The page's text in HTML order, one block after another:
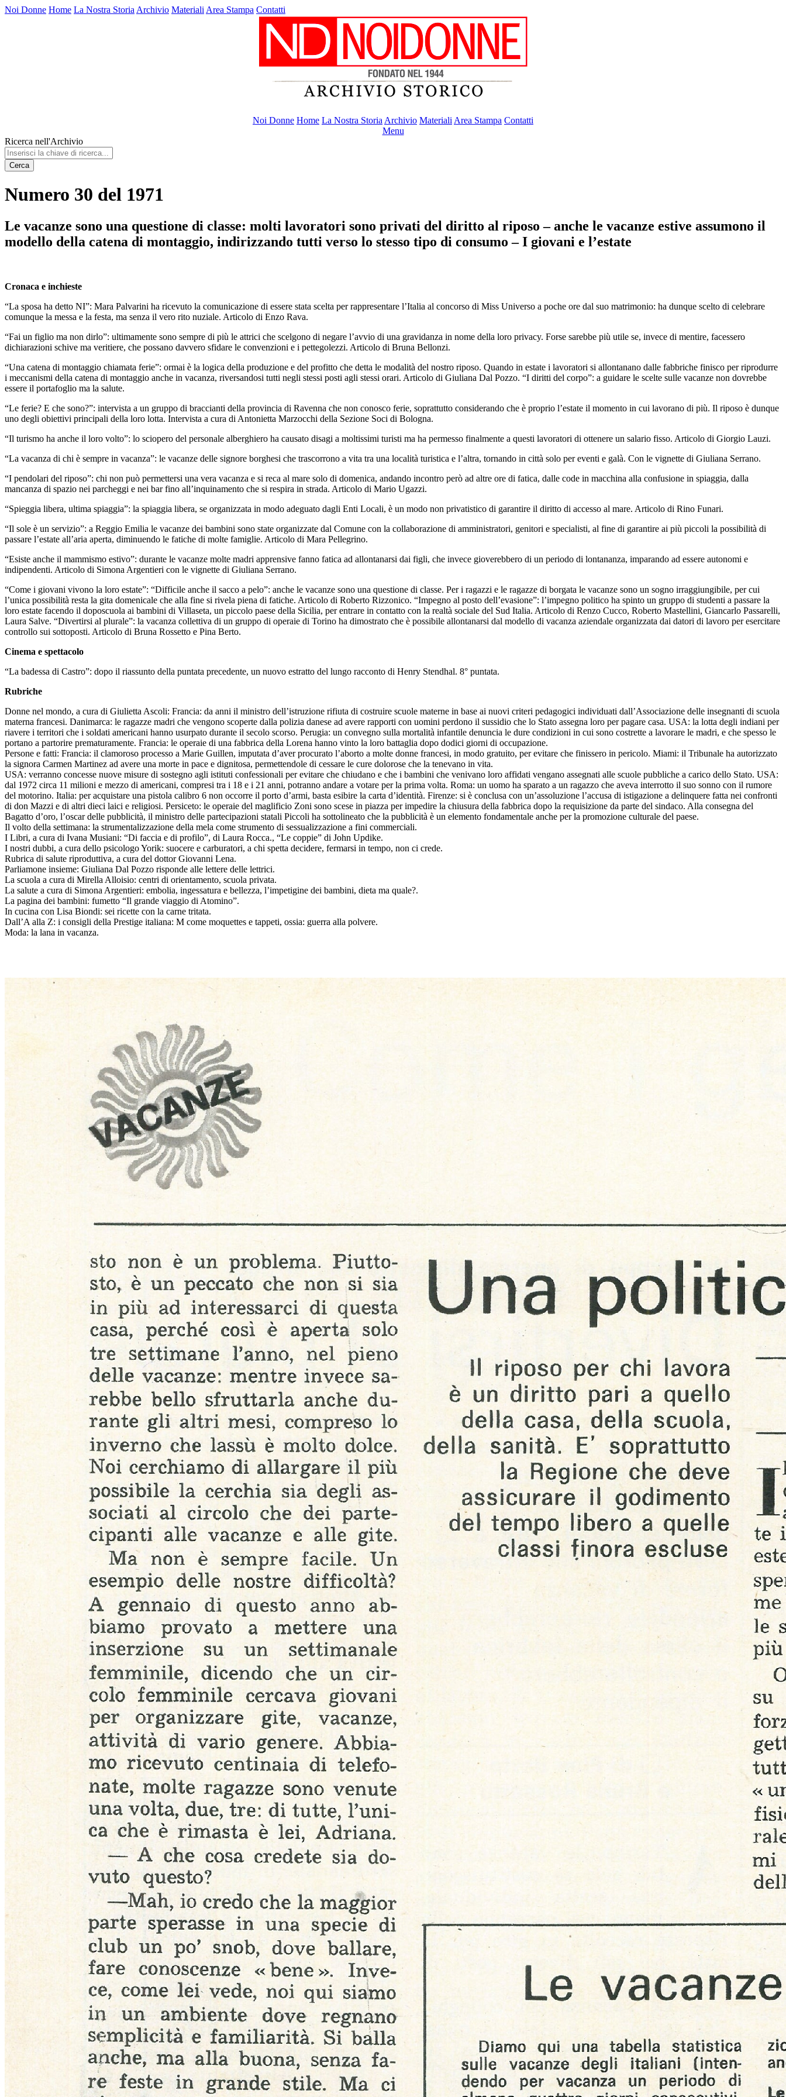
Noi Donne Home La Nostra Storia Archivio Materiali Area Stampa Contatti
Noi Donne Home La Nostra Storia Archivio Materiali Area Stampa Contatti
Menu
Ricerca nell'Archivio
Cerca
Numero 30 del 1971
Le vacanze sono una questione di classe: molti lavoratori sono privati del diritto al riposo – anche le vacanze estive assumono il
modello della catena di montaggio, indirizzando tutti verso lo stesso tipo di consumo – I giovani e l’estate
Cronaca e inchieste
“La sposa ha detto NI”: Mara Palvarini ha ricevuto la comunicazione di essere stata scelta per rappresentare l’Italia al concorso di Miss Universo a poche ore dal suo matrimonio: ha dunque scelto di celebrare
comunque la messa e la festa, ma senza il vero rito nuziale. Articolo di Enzo Rava.
“Fai un figlio ma non dirlo”: ultimamente sono sempre di più le attrici che scelgono di negare l’avvio di una gravidanza in nome della loro privacy. Forse sarebbe più utile se, invece di mentire, facessero
dichiarazioni schive ma veritiere, che possano davvero sfidare le convenzioni e i pettegolezzi. Articolo di Bruna Bellonzi.
“Una catena di montaggio chiamata ferie”: ormai è la logica della produzione e del profitto che detta le modalità del nostro riposo. Quando in estate i lavoratori si allontanano dalle fabbriche finisco per riprodurre
i meccanismi della catena di montaggio anche in vacanza, riversandosi tutti negli stessi posti agli stessi orari. Articolo di Giuliana Dal Pozzo. “I diritti del corpo”: a guidare le scelte sulle vacanze non dovrebbe
essere il portafoglio ma la salute.
“Le ferie? E che sono?”: intervista a un gruppo di braccianti della provincia di Ravenna che non conosco ferie, soprattutto considerando che è proprio l’estate il momento in cui lavorano di più. Il riposo è dunque
uno degli obiettivi principali della loro lotta. Intervista a cura di Antonietta Marzocchi della Sezione Soci di Bologna.
“Il turismo ha anche il loro volto”: lo sciopero del personale alberghiero ha causato disagi a moltissimi turisti ma ha permesso finalmente a questi lavoratori di ottenere un salario fisso. Articolo di Giorgio Lauzi.
“La vacanza di chi è sempre in vacanza”: le vacanze delle signore borghesi che trascorrono a vita tra una località turistica e l’altra, tornando in città solo per eventi e galà. Con le vignette di Giuliana Serrano.
“I pendolari del riposo”: chi non può permettersi una vera vacanza e si reca al mare solo di domenica, andando incontro però ad altre ore di fatica, dalle code in macchina alla confusione in spiaggia, dalla
mancanza di spazio nei parcheggi e nei bar fino all’inquinamento che si respira in strada. Articolo di Mario Ugazzi.
“Spieggia libera, ultima spiaggia”: la spiaggia libera, se organizzata in modo adeguato dagli Enti Locali, è un modo non privatistico di garantire il diritto di accesso al mare. Articolo di Rino Funari.
“Il sole è un servizio”: a Reggio Emilia le vacanze dei bambini sono state organizzate dal Comune con la collaborazione di amministratori, genitori e specialisti, al fine di garantire ai più piccoli la possibilità di
passare l’estate all’aria aperta, diminuendo le fatiche di molte famiglie. Articolo di Mara Pellegrino.
“Esiste anche il mammismo estivo”: durante le vacanze molte madri apprensive fanno fatica ad allontanarsi dai figli, che invece gioverebbero di un periodo di lontananza, imparando ad essere autonomi e
indipendenti. Articolo di Simona Argentieri con le vignette di Giuliana Serrano.
“Come i giovani vivono la loro estate”: “Difficile anche il sacco a pelo”: anche le vacanze sono una questione di classe. Per i ragazzi e le ragazze di borgata le vacanze sono un sogno irraggiungibile, per cui
l’unica possibilità resta la gita domenicale che alla fine si rivela piena di fatiche. Articolo di Roberto Rizzonico. “Impegno al posto dell’evasione”: l’impegno politico ha spinto un gruppo di studenti a passare la
loro estate facendo il doposcuola ai bambini di Villaseta, un piccolo paese della Sicilia, per entrare in contatto con la realtà sociale del Sud Italia. Articolo di Renzo Cucco, Roberto Mastellini, Giancarlo Passarelli,
Laura Salve. “Divertirsi al plurale”: la vacanza collettiva di un gruppo di operaie di Torino ha dimostrato che è possibile allontanarsi dal modello di vacanza aziendale organizzata dai datori di lavoro per esercitare
controllo sui sottoposti. Articolo di Bruna Rossetto e Pina Berto.
Cinema e spettacolo
“La badessa di Castro”: dopo il riassunto della puntata precedente, un nuovo estratto del lungo racconto di Henry Stendhal. 8° puntata.
Rubriche
Donne nel mondo, a cura di Giulietta Ascoli: Francia: da anni il ministro dell’istruzione rifiuta di costruire scuole materne in base ai nuovi criteri pedagogici individuati dall’Associazione delle insegnanti di scuola
materna francesi. Danimarca: le ragazze madri che vengono scoperte dalla polizia danese ad avere rapporti con uomini perdono il sussidio che lo Stato assegna loro per pagare casa. USA: la lotta degli indiani per
riavere i territori che i soldati americani hanno usurpato durante il secolo scorso. Perugia: un convegno sulla mortalità infantile denuncia le dure condizioni in cui sono costrette a lavorare le madri, e che spesso le
portano a partorire prematuramente. Francia: le operaie di una fabbrica della Lorena hanno vinto la loro battaglia dopo dodici giorni di occupazione.
Persone e fatti: Francia: il clamoroso processo a Marie Guillen, imputata d’aver procurato l’aborto a molte donne francesi, in modo gratuito, per evitare che finissero in pericolo. Miami: il Tribunale ha autorizzato
la signora Carmen Martinez ad avere una morte in pace e dignitosa, permettendole di cessare le cure dolorose che la tenevano in vita.
USA: verranno concesse nuove misure di sostegno agli istituti confessionali per evitare che chiudano e che i bambini che venivano loro affidati vengano assegnati alle scuole pubbliche a carico dello Stato. USA:
dal 1972 circa 11 milioni e mezzo di americani, compresi tra i 18 e i 21 anni, potranno andare a votare per la prima volta. Roma: un uomo ha sparato a un ragazzo che aveva interrotto il suo sonno con il rumore
del motorino. Italia: per acquistare una pistola calibro 6 non occorre il porto d’armi, basta esibire la carta d’identità. Firenze: si è conclusa con un’assoluzione l’accusa di istigazione a delinquere fatta nei confronti
di don Mazzi e di altri dieci laici e religiosi. Persiceto: le operaie del maglificio Zoni sono scese in piazza per impedire la chiusura della fabbrica dopo la requisizione da parte del sindaco. Alla consegna del
Bagatto d’oro, l’oscar delle pubblicità, il ministro delle partecipazioni statali Piccoli ha sottolineato che la pubblicità è un elemento fondamentale anche per la promozione culturale del paese.
Il volto della settimana: la strumentalizzazione della mela come strumento di sessualizzazione a fini commerciali.
I Libri, a cura di Ivana Musiani: “Di faccia e di profilo”, di Laura Rocca., “Le coppie” di John Updike.
I nostri dubbi, a cura dello psicologo Yorik: suocere e carburatori, a chi spetta decidere, fermarsi in tempo, non ci crede.
Rubrica di salute riproduttiva, a cura del dottor Giovanni Lena.
Parliamone insieme: Giuliana Dal Pozzo risponde alle lettere delle lettrici.
La scuola a cura di Mirella Alloisio: centri di orientamento, scuola privata.
La salute a cura di Simona Argentieri: embolia, ingessatura e bellezza, l’impetigine dei bambini, dieta ma quale?.
La pagina dei bambini: fumetto “Il grande viaggio di Atomino”.
In cucina con Lisa Biondi: sei ricette con la carne tritata.
Dall’A alla Z: i consigli della Prestige italiana: M come moquettes e tappeti, ossia: guerra alla polvere.
Moda: la lana in vacanza.